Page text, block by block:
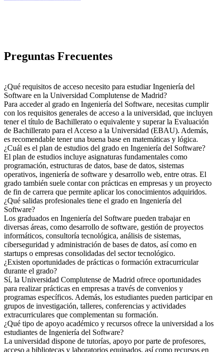
Preguntas Frecuentes
¿Qué requisitos de acceso necesito para estudiar Ingeniería del
Software en la Universidad Complutense de Madrid?
Para acceder al grado en Ingeniería del Software, necesitas cumplir
con los requisitos generales de acceso a la universidad, que incluyen
tener el título de Bachillerato o equivalente y superar la Evaluación
de Bachillerato para el Acceso a la Universidad (EBAU). Además,
es recomendable tener una buena base en matemáticas y lógica.
¿Cuál es el plan de estudios del grado en Ingeniería del Software?
El plan de estudios incluye asignaturas fundamentales como
programación, estructuras de datos, base de datos, sistemas
operativos, ingeniería de software y desarrollo web, entre otras. El
grado también suele contar con prácticas en empresas y un proyecto
de fin de carrera que permite aplicar los conocimientos adquiridos.
¿Qué salidas profesionales tiene el grado en Ingeniería del
Software?
Los graduados en Ingeniería del Software pueden trabajar en
diversas áreas, como desarrollo de software, gestión de proyectos
informáticos, consultoría tecnológica, análisis de sistemas,
ciberseguridad y administración de bases de datos, así como en
startups o empresas consolidadas del sector tecnológico.
¿Existen oportunidades de prácticas o formación extracurricular
durante el grado?
Sí, la Universidad Complutense de Madrid ofrece oportunidades
para realizar prácticas en empresas a través de convenios y
programas específicos. Además, los estudiantes pueden participar en
grupos de investigación, talleres, conferencias y actividades
extracurriculares que complementan su formación.
¿Qué tipo de apoyo académico y recursos ofrece la universidad a los
estudiantes de Ingeniería del Software?
La universidad dispone de tutorías, apoyo por parte de profesores,
acceso a bibliotecas y laboratorios equipados, así como recursos en